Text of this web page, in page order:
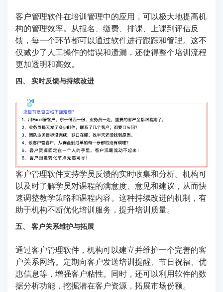
客户管理软件在培训管理中的应用，可以极大地提高机
构的管理效率。从报名、缴费、排课、上课到评估反
馈，每一个环节都可以通过软件进行跟踪和管理。这不
仅减少了人工操作的错误和遗漏，还使得整个培训流程
更加透明和高效。
四、 实时反馈与持续改进
客户管理软件支持学员反馈的实时收集和分析。机构可
以及时了解学员对课程的满意度、意见和建议，从而快
速调整教学策略和课程内容。这种持续改进的机制，有
助于机构不断优化培训服务，提升培训质量。
五、 客户关系维护与拓展
通过客户管理软件，机构可以建立并维护一个完善的客
户关系网络。定期向客户发送培训提醒、节日祝福、优
惠信息等，增强客户粘性。同时，还可以利用软件的数
据分析功能，挖掘潜在客户资源，拓展市场份额。